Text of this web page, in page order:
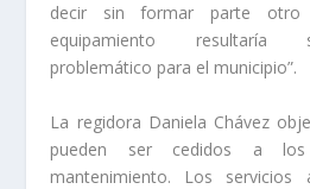
decir sin formar parte
equipamiento resultaría
problemático para el municipio”.
La regidora Daniela Chávez
pueden ser cedidos a
mantenimiento. Los servicios